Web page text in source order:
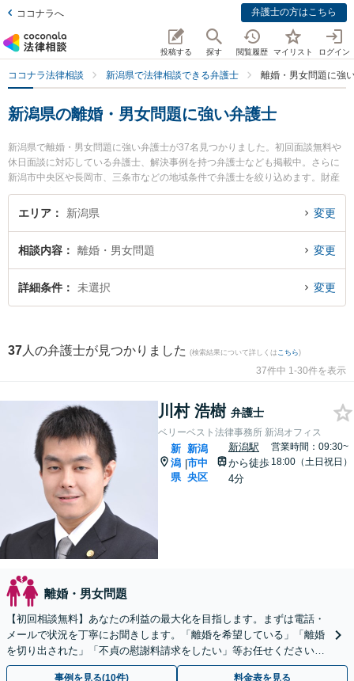
ココナラへ 弁護士の方はこちら
投稿する 探す 閲覧履歴 マイリスト ログイン
ココナラ法律相談 新潟県で法律相談できる弁護士 離婚・男女問題に強
新潟県の離婚・男女問題に強い弁護士
新潟県で離婚・男女問題に強い弁護士が37名見つかりました。初回面談無料や
休日面談に対応している弁護士、解決事例を持つ弁護士なども掲載中。さらに
新潟市中央区や長岡市、三条市などの地域条件で弁護士を絞り込めます。財産
分与や養育費、親権等の細かな分野での絞り込み検索もでき便利です。特にベ
リーベスト法律事務所 新潟オフィスの川村 浩樹弁護士や弁護士法人一新総合法
『新潟県で土日や夜間に発生した離婚・男女問題のトラブルを今すぐに弁護士
に相談したい』『離婚・男女問題のトラブル解決の実績豊富な近くの弁護士を
検索したい』『初回相談無料で離婚・男女問題を法律相談できる新潟県内の弁
エリア 新潟県 変更
相談内容 離婚・男女問題 変更
詳細条件 未選択 変更
37 人の弁護士が見つかりました (検索結果について詳しくは こちら)
37件中 1-30件を表示
川村 浩樹 弁護士
ベリーベスト法律事務所 新潟オフィス
新
潟
県
|
新潟
市中
央区
新潟駅
から徒歩
4分
営業時間：09:30~
18:00（土日祝日）
離婚・男女問題
【初回相談無料】あなたの利益の最大化を目指します。まずは電話・
メールで状況を丁寧にお聞きします。「離婚を希望している」「離婚
を切り出された」「不貞の慰謝料請求をしたい」等お任せください。
【リーズナブルな料金設定】
事例を見る(10件) 料金表を見る